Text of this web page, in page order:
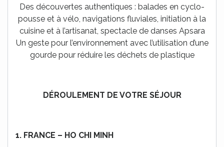
Des découvertes authentiques : balades en cyclo-
pousse et à vélo, navigations fluviales, initiation à la
cuisine et à l’artisanat, spectacle de danses Apsara
Un geste pour l’environnement avec l’utilisation d’une
gourde pour réduire les déchets de plastique
DÉROULEMENT DE VOTRE SÉJOUR
1. FRANCE – HO CHI MINH